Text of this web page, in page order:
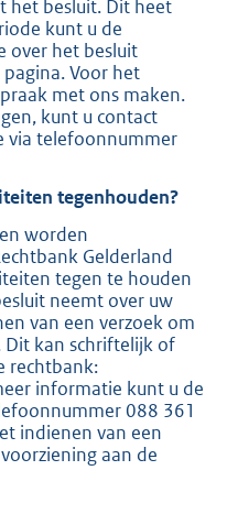
het besluit. Dit heet
kunt u de
over het besluit
Voor het
met ons maken.
kunt u contact
via telefoonnummer
tegenhouden?
worden
Gelderland
tegen te houden
neemt over uw
van een verzoek om
Dit kan schriftelijk of
rechtbank:
informatie kunt u de
088 361
indienen van een
aan de